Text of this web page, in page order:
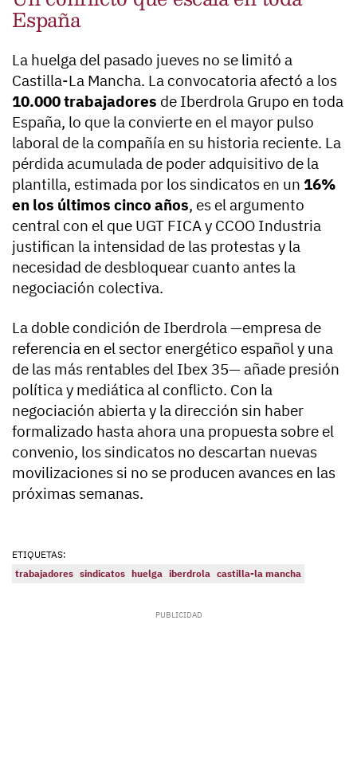
España
La huelga del pasado jueves no se limitó a
Castilla-La Mancha. La convocatoria afectó a los
10.000 trabajadores de Iberdrola Grupo en toda
España, lo que la convierte en el mayor pulso
laboral de la compañía en su historia reciente. La
pérdida acumulada de poder adquisitivo de la
plantilla, estimada por los sindicatos en un 16%
en los últimos cinco años, es el argumento
central con el que UGT FICA y CCOO Industria
justifican la intensidad de las protestas y la
necesidad de desbloquear cuanto antes la
negociación colectiva.
La doble condición de Iberdrola —empresa de
referencia en el sector energético español y una
de las más rentables del Ibex 35— añade presión
política y mediática al conflicto. Con la
negociación abierta y la dirección sin haber
formalizado hasta ahora una propuesta sobre el
convenio, los sindicatos no descartan nuevas
movilizaciones si no se producen avances en las
próximas semanas.
ETIQUETAS:
trabajadores sindicatos huelga iberdrola castilla-la mancha